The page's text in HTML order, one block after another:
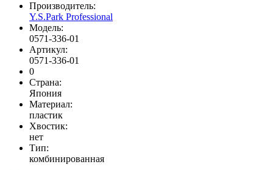
Производитель:
Y.S.Park Professional
Модель:
0571-336-01
Артикул:
0571-336-01
0
Страна:
Япония
Материал:
пластик
Хвостик:
нет
Тип:
комбинированная